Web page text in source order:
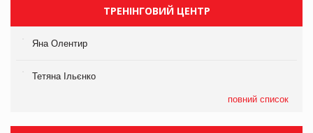
ТРЕНІНГОВИЙ ЦЕНТР
Яна Олентир
Тетяна Ільєнко
повний список